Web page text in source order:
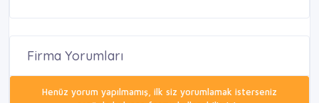
Firma Yorumları
Henüz yorum yapılmamış, ilk siz yorumlamak isterseniz